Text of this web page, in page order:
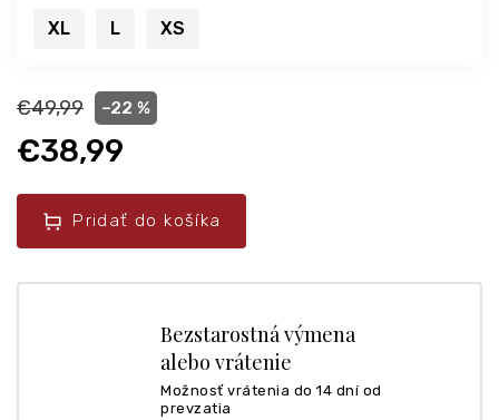
€49,99 –22 %
€38,99
Pridať do košíka
XL L XS
Bezstarostná výmena
alebo vrátenie
Možnosť vrátenia do 14 dní od
prevzatia